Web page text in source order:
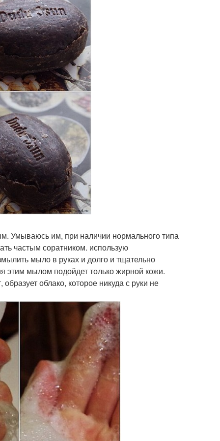
Умываюсь им, при наличии нормального типа
частым соратником. использую
мыло в руках и долго и тщательно
этим мылом подойдет только жирной кожи.
облако, которое никуда с руки не